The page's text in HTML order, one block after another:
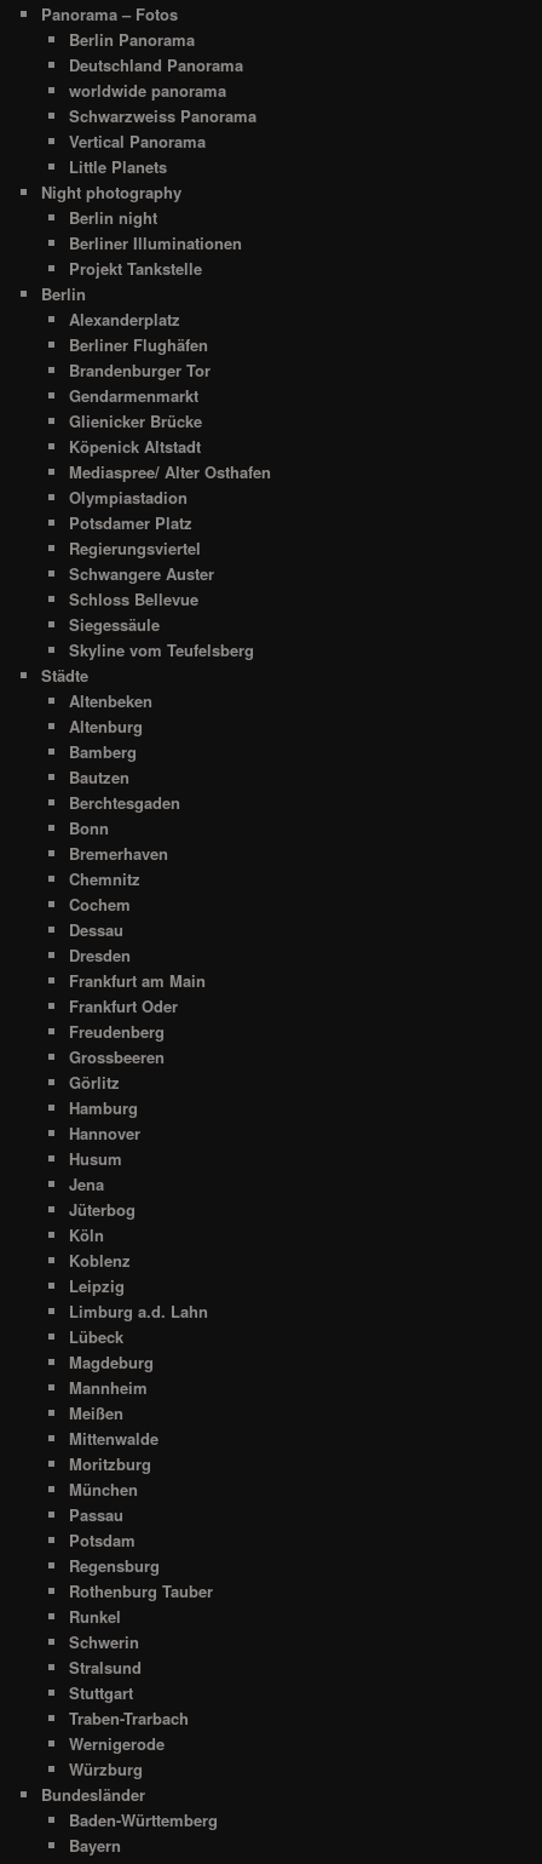
Panorama – Fotos
Berlin Panorama
Deutschland Panorama
worldwide panorama
Schwarzweiss Panorama
Vertical Panorama
Little Planets
Night photography
Berlin night
Berliner Illuminationen
Projekt Tankstelle
Berlin
Alexanderplatz
Berliner Flughäfen
Brandenburger Tor
Gendarmenmarkt
Glienicker Brücke
Köpenick Altstadt
Mediaspree/ Alter Osthafen
Olympiastadion
Potsdamer Platz
Regierungsviertel
Schwangere Auster
Schloss Bellevue
Siegessäule
Skyline vom Teufelsberg
Städte
Altenbeken
Altenburg
Bamberg
Bautzen
Berchtesgaden
Bonn
Bremerhaven
Chemnitz
Cochem
Dessau
Dresden
Frankfurt am Main
Frankfurt Oder
Freudenberg
Grossbeeren
Görlitz
Hamburg
Hannover
Husum
Jena
Jüterbog
Köln
Koblenz
Leipzig
Limburg a.d. Lahn
Lübeck
Magdeburg
Mannheim
Meißen
Mittenwalde
Moritzburg
München
Passau
Potsdam
Regensburg
Rothenburg Tauber
Runkel
Schwerin
Stralsund
Stuttgart
Traben-Trarbach
Wernigerode
Würzburg
Bundesländer
Baden-Württemberg
Bayern